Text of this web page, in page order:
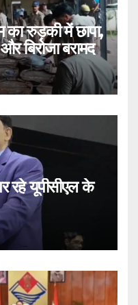
का रुड़की में छापा,
बिरोजा बरामद
रहे यूपीसीएल के